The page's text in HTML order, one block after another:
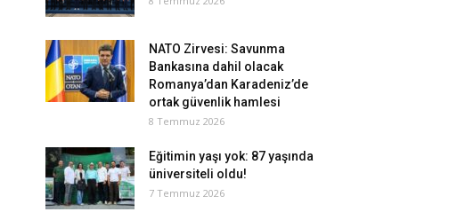
NATO Zirvesi: Savunma
Bankasına dahil olacak
Romanya’dan Karadeniz’de
ortak güvenlik hamlesi
8 Temmuz 2026
Eğitimin yaşı yok: 87 yaşında
üniversiteli oldu!
7 Temmuz 2026